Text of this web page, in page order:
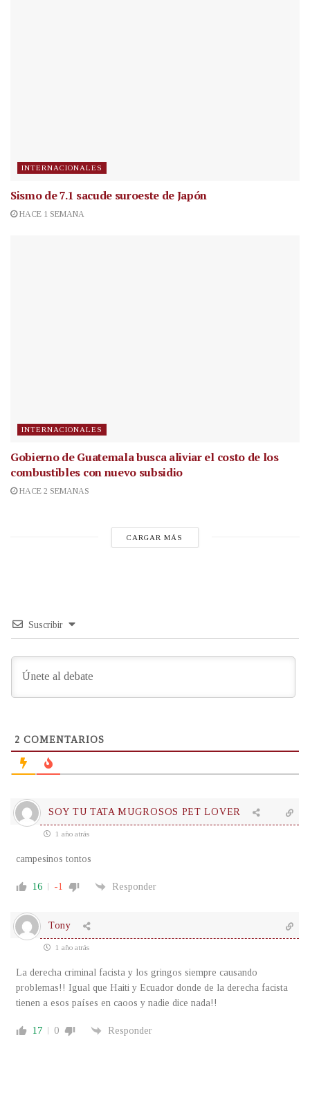
INTERNACIONALES
Sismo de 7.1 sacude suroeste de Japón
HACE 1 SEMANA
INTERNACIONALES
Gobierno de Guatemala busca aliviar el costo de los
combustibles con nuevo subsidio
HACE 2 SEMANAS
CARGAR MÁS
Suscribir
2 COMENTARIOS
SOY TU TATA MUGROSOS PET LOVER
1 año atrás
campesinos tontos
16 -1 Responder
Tony
1 año atrás
La derecha criminal facista y los gringos siempre causando
problemas!! Igual que Haiti y Ecuador donde de la derecha facista
tienen a esos países en caoos y nadie dice nada!!
17 0 Responder